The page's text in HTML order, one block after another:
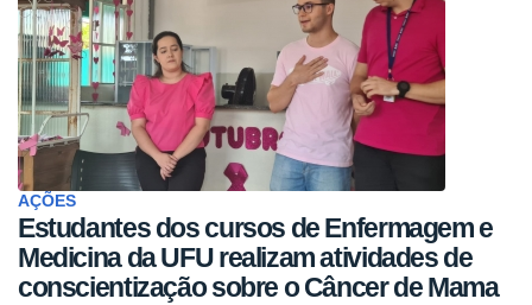
AÇÕES
Estudantes dos cursos de Enfermagem e
Medicina da UFU realizam atividades de
conscientização sobre o Câncer de Mama